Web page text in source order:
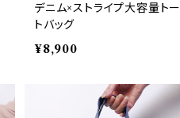
デニム×ストライプ大容量トー
トバッグ
¥8,900